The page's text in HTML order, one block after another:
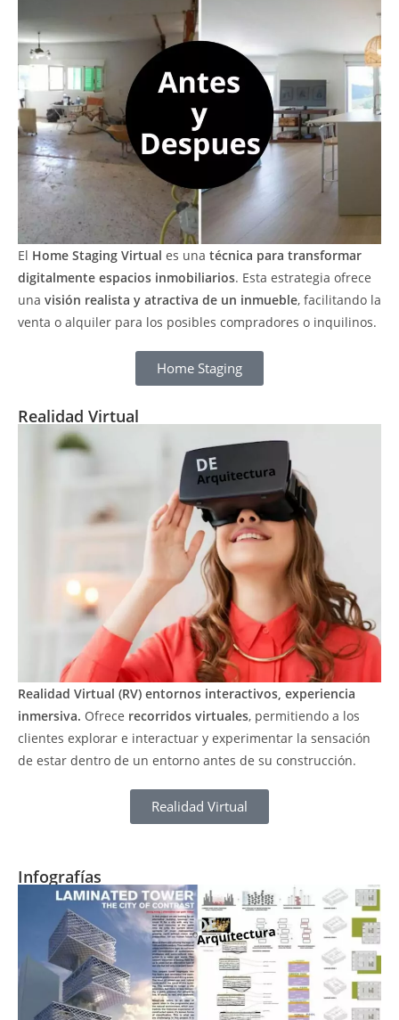
El Home Staging Virtual es una técnica para transformar
digitalmente espacios inmobiliarios. Esta estrategia ofrece
una visión realista y atractiva de un inmueble, facilitando la
venta o alquiler para los posibles compradores o inquilinos.
Home Staging
Realidad Virtual
Realidad Virtual (RV) entornos interactivos, experiencia
inmersiva. Ofrece recorridos virtuales, permitiendo a los
clientes explorar e interactuar y experimentar la sensación
de estar dentro de un entorno antes de su construcción.
Realidad Virtual
Infografías